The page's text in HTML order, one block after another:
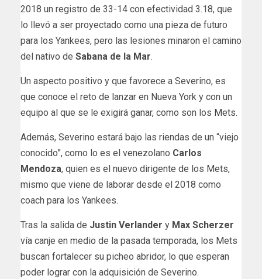
2018 un registro de 33-14 con efectividad 3.18, que
lo llevó a ser proyectado como una pieza de futuro
para los Yankees, pero las lesiones minaron el camino
del nativo de Sabana de la Mar.
Un aspecto positivo y que favorece a Severino, es
que conoce el reto de lanzar en Nueva York y con un
equipo al que se le exigirá ganar, como son los Mets.
Además, Severino estará bajo las riendas de un “viejo
conocido”, como lo es el venezolano Carlos
Mendoza, quien es el nuevo dirigente de los Mets,
mismo que viene de laborar desde el 2018 como
coach para los Yankees.
Tras la salida de Justin Verlander y Max Scherzer
vía canje en medio de la pasada temporada, los Mets
buscan fortalecer su picheo abridor, lo que esperan
poder lograr con la adquisición de Severino.